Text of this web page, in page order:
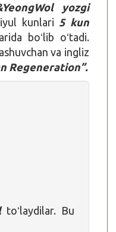
yozgi
kunlari 5 kun
boʻlib oʻtadi.
va ingliz
Regeneration”.
toʻlaydilar. Bu